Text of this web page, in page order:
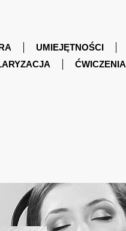
UMIEJĘTNOŚCI
ĆWICZENIA